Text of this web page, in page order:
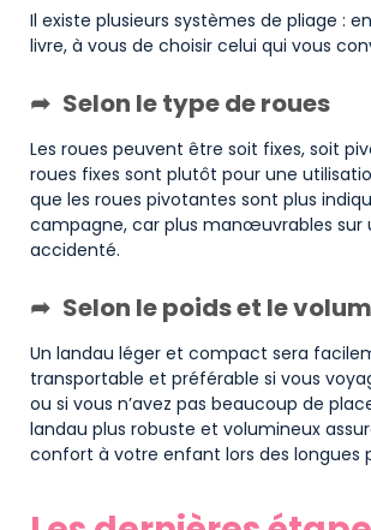
Il existe plusieurs systèmes de pliage :
livre, à vous de choisir celui qui vous
Selon le type de roues
Les roues peuvent être soit fixes, soit
roues fixes sont plutôt pour une
que les roues pivotantes sont plus
campagne, car plus manœuvrables sur
accidenté.
Selon le poids et le
Un landau léger et compact sera
transportable et préférable si vous
ou si vous n’avez pas beaucoup de
landau plus robuste et volumineux
confort à votre enfant lors des longues